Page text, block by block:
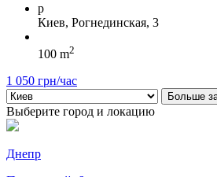
p
Киев, Рогнединская, 3
100 m2
1 050 грн/час
Выберите город и локацию
Днепр